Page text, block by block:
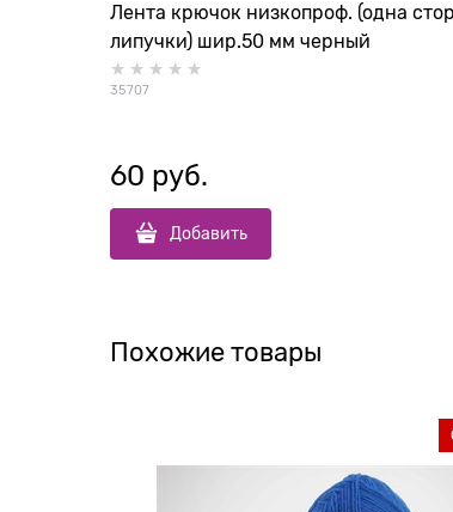
Лента крючок низкопроф. (одна
липучки) шир.50 мм черный
35707
60 руб.
Добавить
Похожие товары